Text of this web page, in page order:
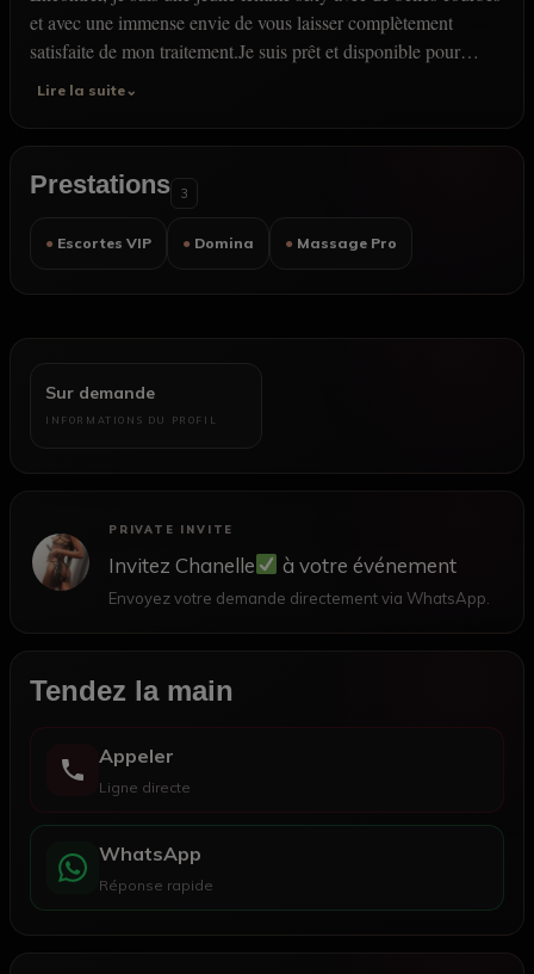
et avec une immense envie de vous laisser complètement
satisfaite de mon traitement.Je suis prêt et disponible pour
satisfaire vos fantasmes sexuels. Je le fais selon votre goût.
Lire la suite⌄
Prestations 3
● Escortes VIP ● Domina ● Massage Pro
Sur demande
INFORMATIONS DU PROFIL
PRIVATE INVITE
Invitez Chanelle à votre événement
Envoyez votre demande directement via WhatsApp.
Tendez la main
Appeler
Ligne directe
WhatsApp
Réponse rapide